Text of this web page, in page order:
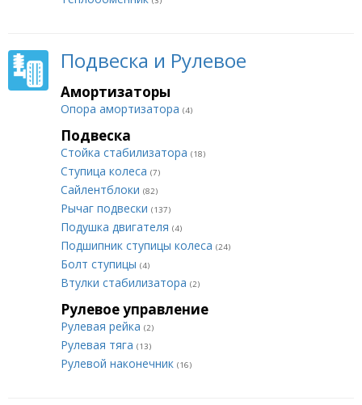
Подвеска и Рулевое
Амортизаторы
Опора амортизатора (4)
Подвеска
Стойка стабилизатора (18)
Ступица колеса (7)
Сайлентблоки (82)
Рычаг подвески (137)
Подушка двигателя (4)
Подшипник ступицы колеса (24)
Болт ступицы (4)
Втулки стабилизатора (2)
Рулевое управление
Рулевая рейка (2)
Рулевая тяга (13)
Рулевой наконечник (16)